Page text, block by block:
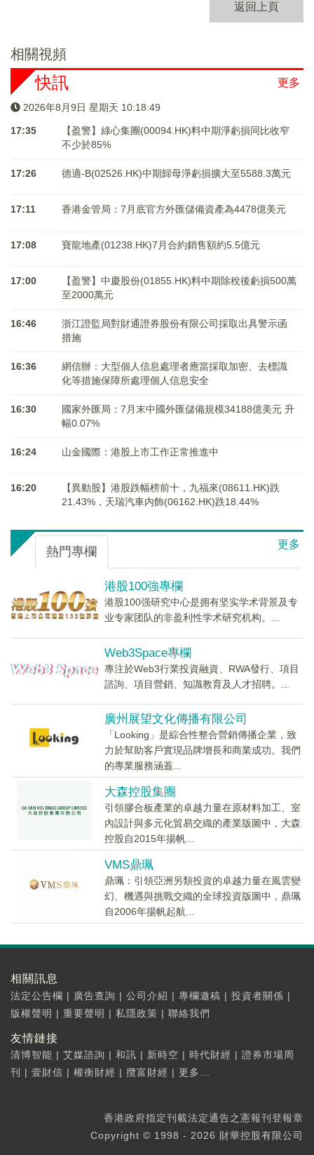
返回上頁
相關視頻
更多
快訊
2026年8月9日 星期天 10:18:49
17:35
【盈警】綠心集團(00094.HK)料中期淨虧損同比收窄
不少於85%
17:26 德適-B(02526.HK)中期歸母淨虧損擴大至5588.3萬元
17:11 香港金管局：7月底官方外匯儲備資產為4478億美元
17:08 寶龍地產(01238.HK)7月合約銷售額約5.5億元
17:00
【盈警】中慶股份(01855.HK)料中期除稅後虧損500萬
至2000萬元
16:46
浙江證監局對財通證券股份有限公司採取出具警示函
措施
16:36
網信辦：大型個人信息處理者應當採取加密、去標識
化等措施保障所處理個人信息安全
16:30
國家外匯局：7月末中國外匯儲備規模34188億美元 升
幅0.07%
16:24 山金國際：港股上市工作正常推進中
16:20
【異動股】港股跌幅榜前十，九福來(08611.HK)跌
21.43%，天瑞汽車内飾(06162.HK)跌18.44%
更多
熱門專欄
港股100強專欄
港股100强研究中心是拥有坚实学术背景及专
业专家团队的非盈利性学术研究机构。...
Web3Space專欄
專注於Web3行業投資融資、RWA發行、項目
諮詢、項目營銷、知識教育及人才招聘。...
廣州展望文化傳播有限公司
「Looking」是綜合性整合營銷傳播企業，致
力於幫助客戶實現品牌增長和商業成功。我們
的專業服務涵蓋...
大森控股集團
引領膠合板產業的卓越力量在原材料加工、室
內設計與多元化貿易交織的產業版圖中，大森
控股自2015年揚帆...
VMS鼎珮
鼎珮：引領亞洲另類投資的卓越力量在風雲變
幻、機遇與挑戰交織的全球投資版圖中，鼎珮
自2006年揚帆起航...
相關訊息
法定公告欄 | 廣告查詢 | 公司介紹 | 專欄邀稿 | 投資者關係 |
版權聲明 | 重要聲明 | 私隱政策 | 聯絡我們
友情鏈接
清博智能 | 艾媒諮詢 | 和訊 | 新時空 | 時代財經 | 證券市場周
刊
| 壹財信 | 權衡財經 | 攬富財經 | 更多...
香港政府指定刊載法定通告之憲報刊登報章
Copyright © 1998 - 2026 財華控股有限公司